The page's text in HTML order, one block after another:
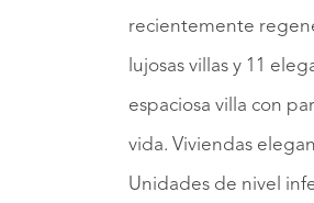
recientemente
lujosas villas y 11
espaciosa villa con
vida. Viviendas
Unidades de nivel